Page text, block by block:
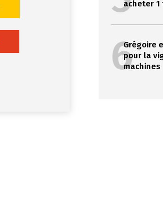
acheter
6Grégoire
pour la
machines